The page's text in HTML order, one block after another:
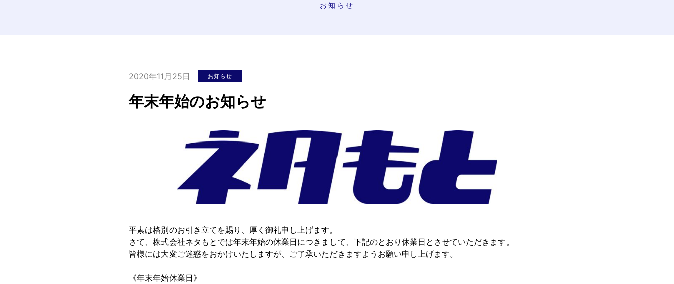
お知らせ
2020年11月25日 お知らせ
年末年始のお知らせ
平素は格別のお引き立てを賜り、厚く御礼申し上げます。
さて、株式会社ネタもとでは年末年始の休業日につきまして、下記のとおり休業日とさせていただきます。
皆様には大変ご迷惑をおかけいたしますが、ご了承いただきますようお願い申し上げます。
《年末年始休業日》